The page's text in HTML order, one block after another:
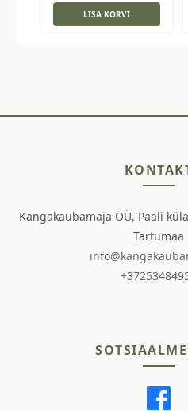
LISA KORVI
Kangakaubamaja OÜ, Paali
Tartumaa